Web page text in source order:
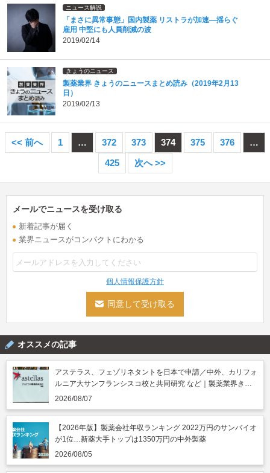
ニュース解説
「まさに異常事態」国内製薬 リストラが加速―揺らぐ
雇用 中堅にも人員削減の波
2019/02/14
きょうのニュース
製薬業界 きょうのニュースまとめ読み（2019年2月13
日）
2019/02/13
<< 前へ 1 … 372 373 374 375 376
…
425
次へ >>
メールでニュースを受け取る
新着記事が届く
業界ニュースがコンパクトにわかる
個人情報保護方針
オススメの記事
アステラス、フェゾリネタントを日本で申請／中外、カリフォ
ルニア大サンフランシスコ校と共同研究 など｜製薬業界きょ
うのニュースまとめ読み（2026年8月7日）
2026/08/07
【2026年版】製薬会社年収ランキング 2022万円のサンバイオ
が1位…新薬大手トップは1350万円の中外製薬
2026/08/05